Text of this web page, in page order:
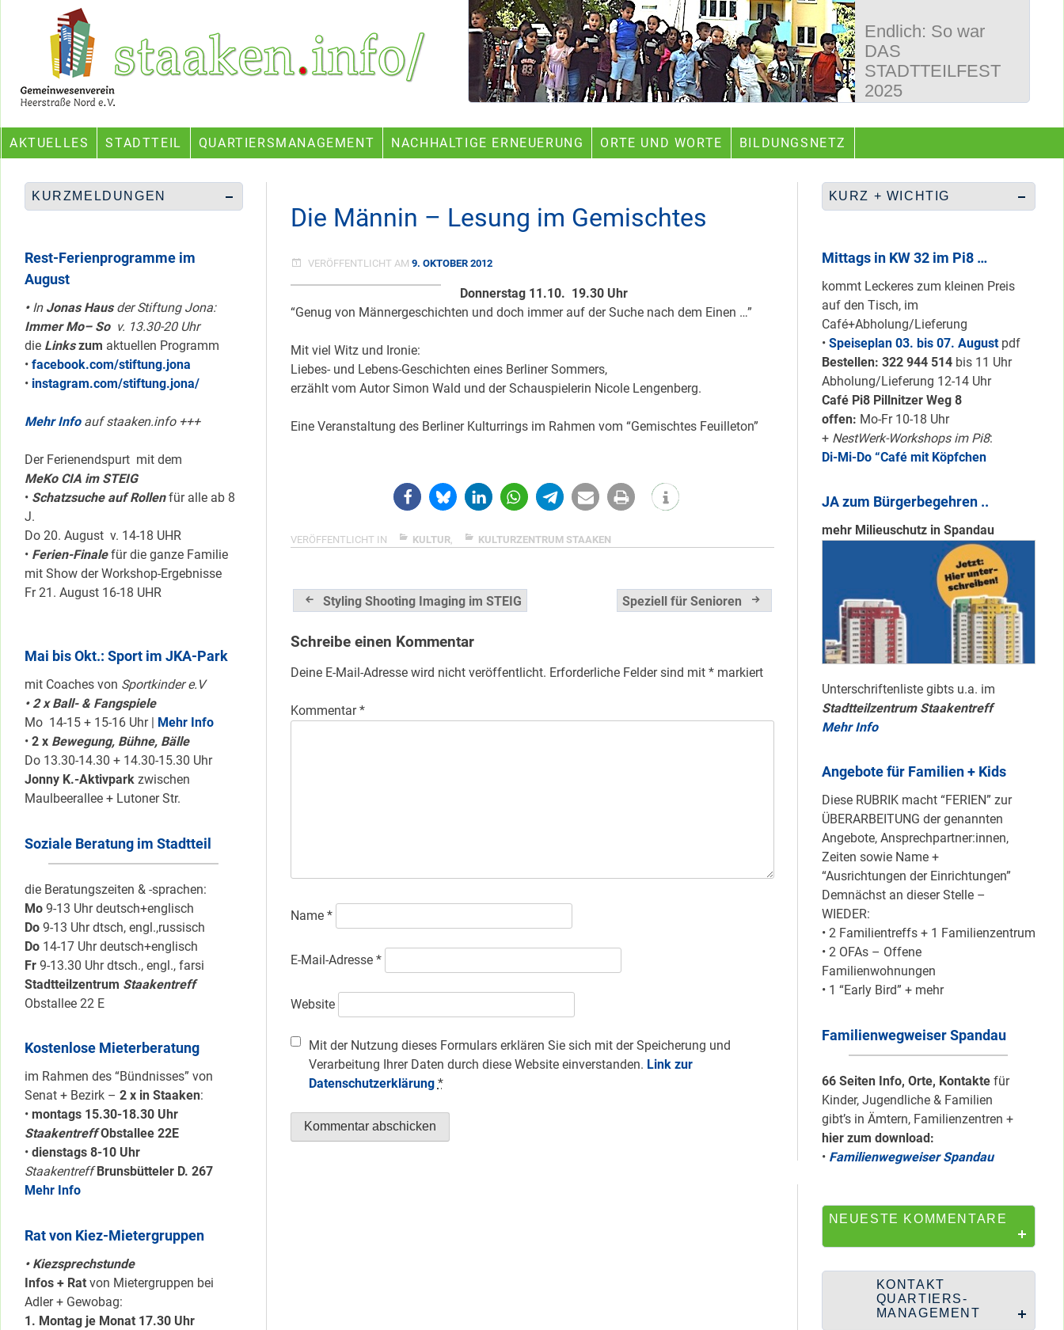
Ein Projekt des Gemeinwesenvereins Heerstraße Nord
AKTUELLES STADTTEIL QUARTIERSMANAGEMENT NACHHALTIGE ERNEUERUNG ORTE UND WORTE BILDUNGSNETZ
Die Männin – Lesung im Gemischtes
VERÖFFENTLICHT AM 9. OKTOBER 2012
Donnerstag 11.10. 19.30 Uhr
“Genug von Männergeschichten und doch immer auf der Suche nach dem Einen …”
Mit viel Witz und Ironie:
Liebes- und Lebens-Geschichten eines Berliner Sommers,
erzählt vom Autor Simon Wald und der Schauspielerin Nicole Lengenberg.
Eine Veranstaltung des Berliner Kulturrings im Rahmen vom “Gemischtes Feuilleton”
VERÖFFENTLICHT IN KULTUR, KULTURZENTRUM STAAKEN
Beitragsnavigation
Styling Shooting Imaging im STEIG Speziell für Senioren
Schreibe einen Kommentar
Deine E-Mail-Adresse wird nicht veröffentlicht. Erforderliche Felder sind mit *markiert
Kommentar*
Name *
E-Mail-Adresse *
Website
Mit der Nutzung dieses Formulars erklären Sie sich mit der Speicherung und
Verarbeitung Ihrer Daten durch diese Website einverstanden. Link zur
Datenschutzerklärung *
KURZMELDUNGEN
Rest-Ferienprogramme im
August
•InJonas Hausder Stiftung Jona:
Immer Mo– So v. 13.30-20 Uhr
die Linkszum aktuellen Programm
• facebook.com/stiftung.jona
• instagram.com/stiftung.jona/
Mehr Infoauf staaken.info +++
Der Ferienendspurt mit dem
MeKo CIA im STEIG
• Schatzsuche auf Rollenfür alle ab 8
J.
Do 20. August v. 14-18 UHR
• Ferien-Finalefür die ganze Familie
mit Show der Workshop-Ergebnisse
Fr 21. August 16-18 UHR
Mai bis Okt.: Sport im JKA-Park
mit Coaches von Sportkinder e.V
• 2 x Ball- & Fangspiele
Mo 14-15 + 15-16 Uhr |
Mehr Info
• 2 x Bewegung, Bühne, Bälle
Do 13.30-14.30 + 14.30-15.30 Uhr
Jonny K.-Aktivpark zwischen
Maulbeerallee + Lutoner Str.
Soziale Beratung im Stadtteil
die Beratungszeiten & -sprachen:
Mo 9-13 Uhr deutsch+englisch
Do 9-13 Uhr dtsch, engl.,russisch
Do 14-17 Uhr deutsch+englisch
Fr 9-13.30 Uhr dtsch., engl., farsi
Stadtteilzentrum Staakentreff
Obstallee 22 E
Kostenlose Mieterberatung
im Rahmen des “Bündnisses” von
Senat + Bezirk – 2 x in Staaken:
• montags 15.30-18.30 Uhr
Staakentreff Obstallee 22E
• dienstags 8-10 Uhr
Staakentreff Brunsbütteler D. 267
Mehr Info
Rat von Kiez-Mietergruppen
• Kiezsprechstunde
Infos + Rat von Mietergruppen bei
Adler + Gewobag:
1. Montag je Monat 17.30 Uhr
KURZ + WICHTIG
Mittags in KW 32 im Pi8 …
kommt Leckeres zum kleinen Preis
auf den Tisch, im
Café+Abholung/Lieferung
• Speiseplan 03. bis 07. August pdf
Bestellen: 322 944 514bis 11 Uhr
Abholung/Lieferung 12-14 Uhr
Café Pi8 Pillnitzer Weg 8
offen: Mo-Fr 10-18 Uhr
+ NestWerk-Workshops im Pi8:
Di-Mi-Do “Café mit Köpfchen
JA zum Bürgerbegehren ..
mehr Milieuschutz in Spandau
Unterschriftenliste gibts u.a. im
Stadtteilzentrum Staakentreff
Mehr Info
Angebote für Familien + Kids
Diese RUBRIK macht “FERIEN” zur
ÜBERARBEITUNG der genannten
Angebote, Ansprechpartner:innen,
Zeiten sowie Name +
“Ausrichtungen der Einrichtungen”
Demnächst an dieser Stelle –
WIEDER:
• 2 Familientreffs + 1 Familienzentrum
• 2 OFAs – Offene
Familienwohnungen
• 1 “Early Bird” + mehr
Familienwegweiser Spandau
66 Seiten Info, Orte, Kontakte für
Kinder, Jugendliche & Familien
gibt’s in Ämtern, Familienzentren +
hier zum download:
• Familienwegweiser Spandau
NEUESTE KOMMENTARE
KONTAKT
QUARTIERS-
MANAGEMENT
Endlich: So war
DAS
STADTTEILFEST
2025
Wegbereiter &
geht & sich
ABSCHAFFEN!
Nur grüne & gelbe
Karten für den
neuen Quartiersrat
2023-25 …
Ein echtes “PLUS”
für Heerstraße
Staaken: Immer
schön sauber
Neuer Look für’s
“Redemobil” im
Kiez unterwegs …
Lokale Register-
Anlaufstelle in
Staaken
Silber für
Bildungsnetz
ist Mein Viertel!
errichtet
Wie Staaken zu
zwei Hahnebergen
kam